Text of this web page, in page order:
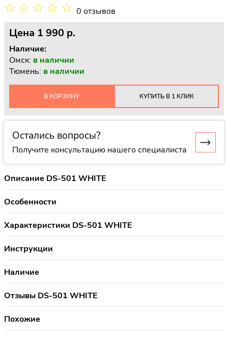
☆ ☆ ☆ ☆ ☆ 0 отзывов
Цена 1 990 p.
Наличие:
Омск: в наличии
Тюмень: в наличии
В КОРЗИНУ КУПИТЬ В 1 КЛИК
Остались вопросы?
Получите консультацию нашего специалиста
Описание DS-501 WHITE
Особенности
Характеристики DS-501 WHITE
Инструкции
Наличие
Отзывы DS-501 WHITE
Похожие